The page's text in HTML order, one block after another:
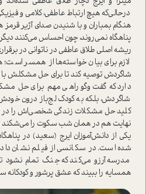
در‌حالی‌که هیچ ارتباط عاطفي، كلامي و
هنگام بمباران و با شنیدن صدای آژیر
پناهگاه نمی‌روند، چون احساس مي‌كنند
ریشه اصلي طلاق عاطفی در ناتواني در
لازم برای بیان خوا‌سته‌ها از همسر
شاگردش توصیه کند تا براي حل مشکلش با
دارد كه گفت‌وگو راهي مهم برای حل
شاگردش، بلكه به كودك لج‌باز درون
كليد حل مشكلات زندگي شخصي‌اش را
نهايت هم در همان شب سكوت را مي‌شكند و
یکی از دانش‌آموزان ايرج (سعيد) در
شده ا‌ست. در سكانسي از فيلم نشان
مدرسه آرزو مي‌كند که جنگ تمام نشود
همسايه را ببيند که عشق پرشور و